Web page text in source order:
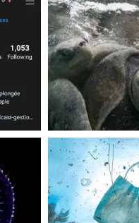
Nov 5
scuba_people_magazine